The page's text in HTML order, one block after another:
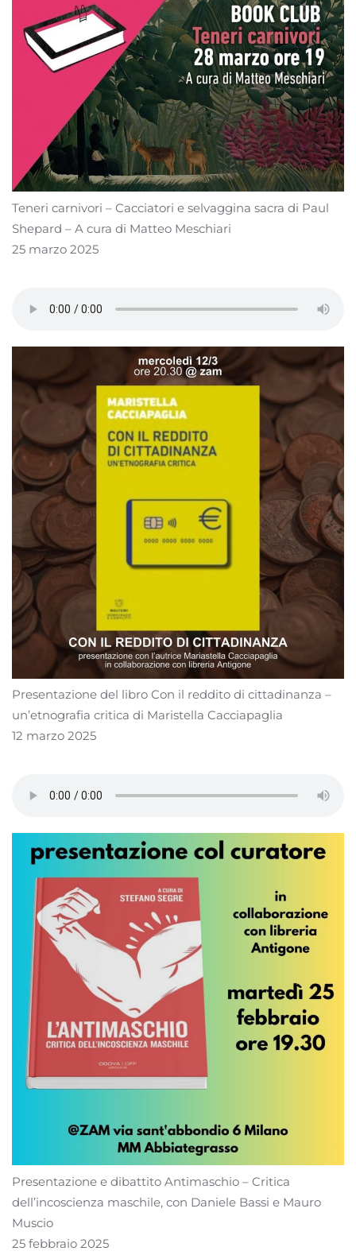
Teneri carnivori – Cacciatori e selvaggina sacra di Paul
Shepard – A cura di Matteo Meschiari
25 marzo 2025
Presentazione del libro Con il reddito di cittadinanza –
un’etnografia critica di Maristella Cacciapaglia
12 marzo 2025
Presentazione e dibattito Antimaschio – Critica
dell’incoscienza maschile, con Daniele Bassi e Mauro
Muscio
25 febbraio 2025